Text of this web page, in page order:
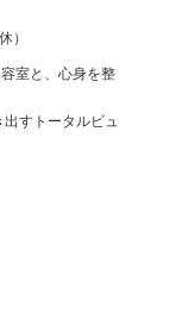
）
室と、心身を整
すトータルビュ